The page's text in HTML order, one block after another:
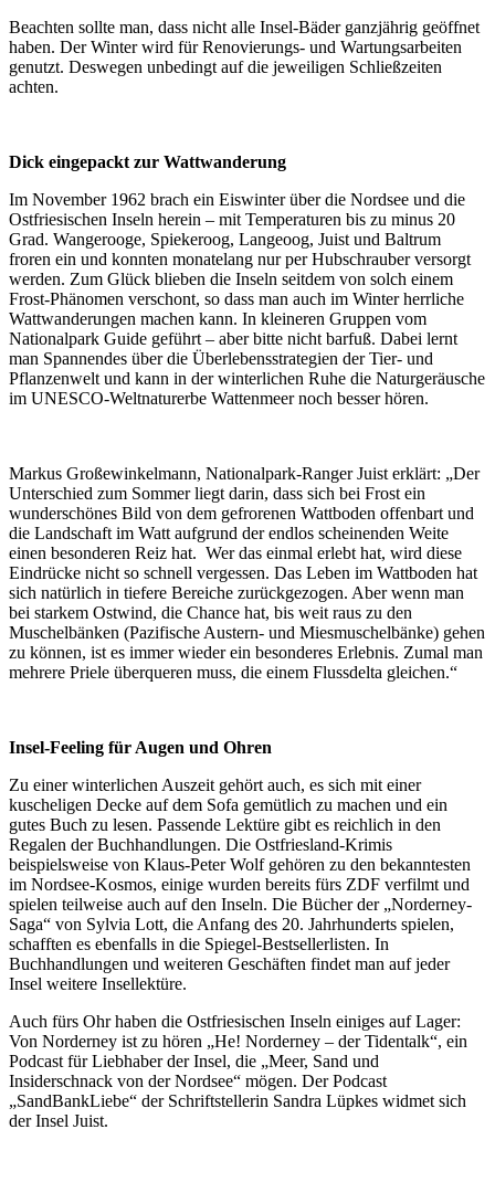
Beachten sollte man, dass nicht alle Insel-Bäder ganzjährig geöffnet
haben. Der Winter wird für Renovierungs- und Wartungsarbeiten
genutzt. Deswegen unbedingt auf die jeweiligen Schließzeiten
achten.
Dick eingepackt zur Wattwanderung
Im November 1962 brach ein Eiswinter über die Nordsee und die
Ostfriesischen Inseln herein – mit Temperaturen bis zu minus 20
Grad. Wangerooge, Spiekeroog, Langeoog, Juist und Baltrum
froren ein und konnten monatelang nur per Hubschrauber versorgt
werden. Zum Glück blieben die Inseln seitdem von solch einem
Frost-Phänomen verschont, so dass man auch im Winter herrliche
Wattwanderungen machen kann. In kleineren Gruppen vom
Nationalpark Guide geführt – aber bitte nicht barfuß. Dabei lernt
man Spannendes über die Überlebensstrategien der Tier- und
Pflanzenwelt und kann in der winterlichen Ruhe die Naturgeräusche
im UNESCO-Weltnaturerbe Wattenmeer noch besser hören.
Markus Großewinkelmann, Nationalpark-Ranger Juist erklärt: „Der
Unterschied zum Sommer liegt darin, dass sich bei Frost ein
wunderschönes Bild von dem gefrorenen Wattboden offenbart und
die Landschaft im Watt aufgrund der endlos scheinenden Weite
einen besonderen Reiz hat. Wer das einmal erlebt hat, wird diese
Eindrücke nicht so schnell vergessen. Das Leben im Wattboden hat
sich natürlich in tiefere Bereiche zurückgezogen. Aber wenn man
bei starkem Ostwind, die Chance hat, bis weit raus zu den
Muschelbänken (Pazifische Austern- und Miesmuschelbänke) gehen
zu können, ist es immer wieder ein besonderes Erlebnis. Zumal man
mehrere Priele überqueren muss, die einem Flussdelta gleichen.“
Insel-Feeling für Augen und Ohren
Zu einer winterlichen Auszeit gehört auch, es sich mit einer
kuscheligen Decke auf dem Sofa gemütlich zu machen und ein
gutes Buch zu lesen. Passende Lektüre gibt es reichlich in den
Regalen der Buchhandlungen. Die Ostfriesland-Krimis
beispielsweise von Klaus-Peter Wolf gehören zu den bekanntesten
im Nordsee-Kosmos, einige wurden bereits fürs ZDF verfilmt und
spielen teilweise auch auf den Inseln. Die Bücher der „Norderney-
Saga“ von Sylvia Lott, die Anfang des 20. Jahrhunderts spielen,
schafften es ebenfalls in die Spiegel-Bestsellerlisten. In
Buchhandlungen und weiteren Geschäften findet man auf jeder
Insel weitere Insellektüre.
Auch fürs Ohr haben die Ostfriesischen Inseln einiges auf Lager:
Von Norderney ist zu hören „He! Norderney – der Tidentalk“, ein
Podcast für Liebhaber der Insel, die „Meer, Sand und
Insiderschnack von der Nordsee“ mögen. Der Podcast
„SandBankLiebe“ der Schriftstellerin Sandra Lüpkes widmet sich
der Insel Juist.